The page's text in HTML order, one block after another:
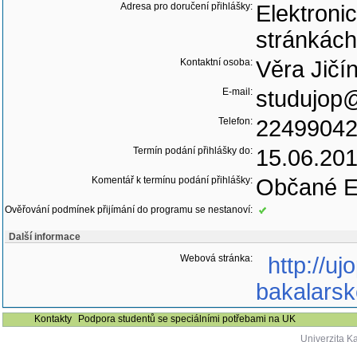
Adresa pro doručení přihlášky:
Kontaktní osoba: Věra
E-mail:
Telefon:
Termín podání přihlášky do:
Komentář k termínu podání přihlášky: Občané
Ověřování podmínek přijímání do programu se nestanoví:
Další informace
Webová stránka:
http://
Kontakty
Podpora studentů se speciálními potřebami na UK
Univerzita